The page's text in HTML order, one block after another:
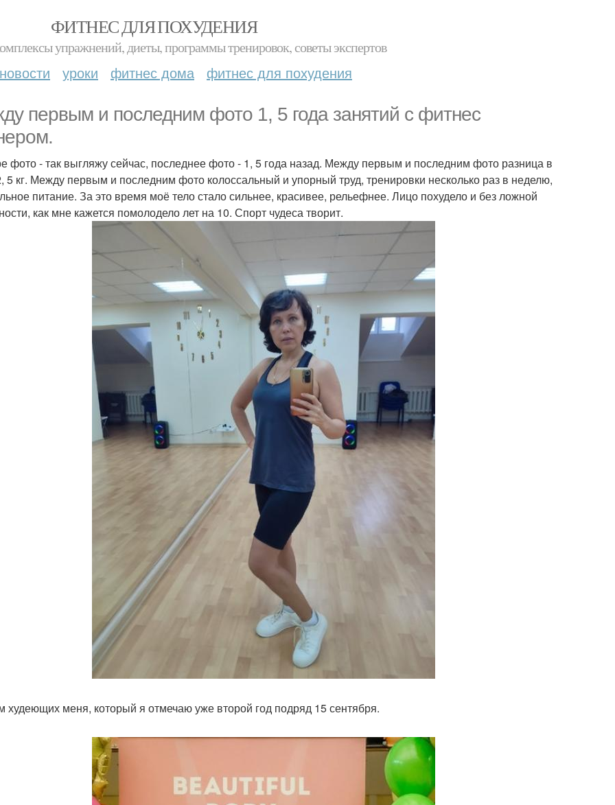
ФИТНЕС ДЛЯ ПОХУДЕНИЯ
упражнений, диеты, программы тренировок, советы экспертов
новости уроки фитнес дома фитнес для похудения
первым и последним фото 1, 5 года занятий с фитнес
фото - так выгляжу сейчас, последнее фото - 1, 5 года назад. Между первым и последним фото разница в
5 кг. Между первым и последним фото колоссальный и упорный труд, тренировки несколько раз в неделю,
питание. За это время моё тело стало сильнее, красивее, рельефнее. Лицо похудело и без ложной
как мне кажется помолодело лет на 10. Спорт чудеса творит.
худеющих меня, который я отмечаю уже второй год подряд 15 сентября.